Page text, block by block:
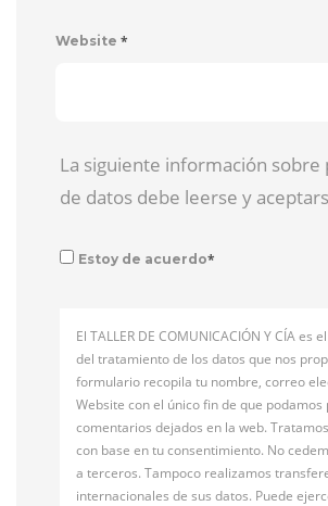
Website *
La siguiente información sobre
de datos debe leerse y
Estoy de acuerdo*
El TALLER DE COMUNICACIÓN Y CÍA es
del tratamiento de los datos que nos
formulario recopila tu nombre, correo
Website con el único fin de que podamos
comentarios dejados en la web.
con base en tu consentimiento. No
a terceros. Tampoco realizamos
internacionales de sus datos. Puede